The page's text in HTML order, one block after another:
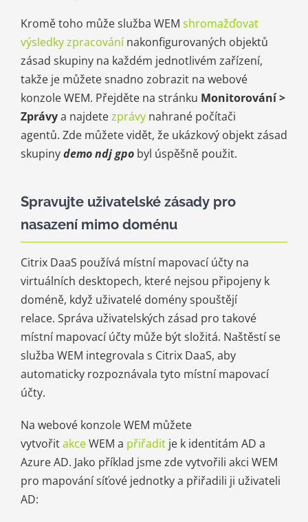
Kromě toho může služba WEM shromažďovat
výsledky zpracovánínakonfigurovaných objektů
zásad skupiny na každém jednotlivém zařízení,
takže je můžete snadno zobrazit na webové
konzole WEM. Přejděte na stránku Monitorování >
Zprávya najdetezprávynahrané počítači
agentů. Zde můžete vidět, že ukázkový objekt zásad
skupinydemo ndj gpobyl úspěšně použit.
Spravujte uživatelské zásady pro
nasazení mimo doménu
Citrix DaaS používá místní mapovací účty na
virtuálních desktopech, které nejsou připojeny k
doméně, když uživatelé domény spouštějí
relace. Správa uživatelských zásad pro takové
místní mapovací účty může být složitá. Naštěstí se
služba WEM integrovala s Citrix DaaS, aby
automaticky rozpoznávala tyto místní mapovací
účty.
Na webové konzole WEM můžete
vytvořitakceWEM a přiřaditje k identitám AD a
Azure AD. Jako příklad jsme zde vytvořili akci WEM
pro mapování síťové jednotky a přiřadili ji uživateli
AD: